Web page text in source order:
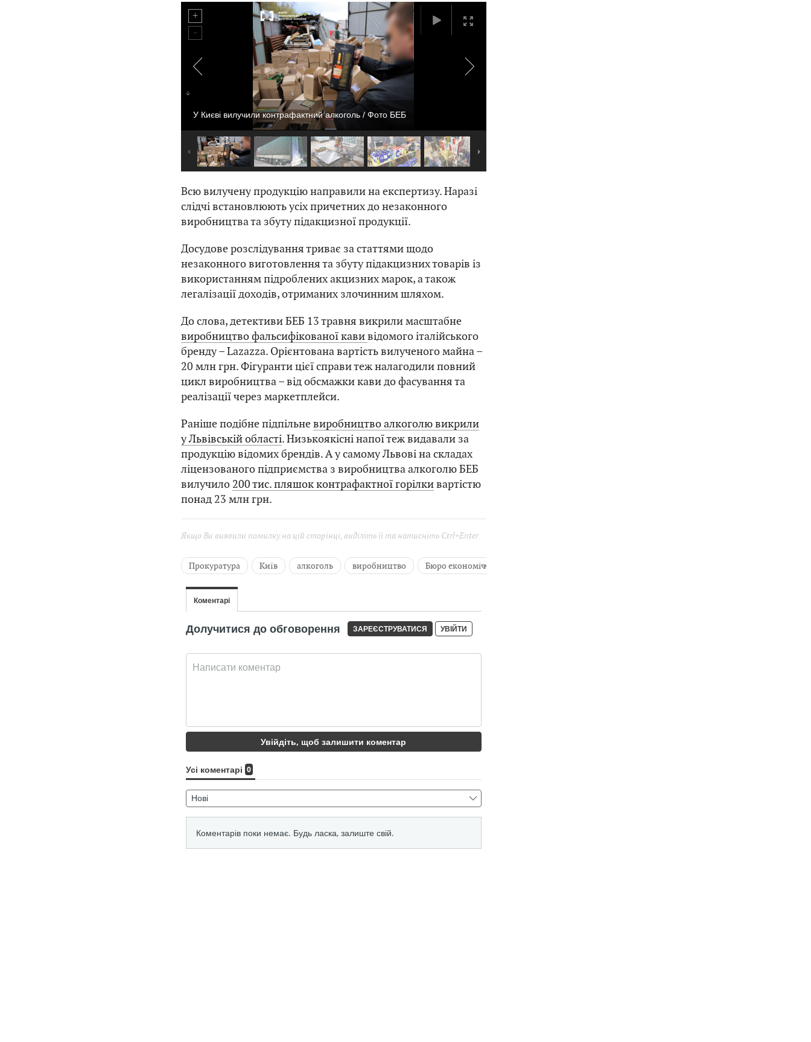
У Києві вилучили контрафактний алкоголь / Фото БЕБ
Всю вилучену продукцію направили на експертизу. Наразі
слідчі встановлюють усіх причетних до незаконного
виробництва та збуту підакцизної продукції.
Досудове розслідування триває за статтями щодо
незаконного виготовлення та збуту підакцизних товарів із
використанням підроблених акцизних марок, а також
легалізації доходів, отриманих злочинним шляхом.
До слова, детективи БЕБ 13 травня викрили масштабне
виробництво фальсифікованої кавивідомого італійського
бренду – Lazazza. Орієнтована вартість вилученого майна –
20 млн грн. Фігуранти цієї справи теж налагодили повний
цикл виробництва – від обсмажки кави до фасування та
реалізації через маркетплейси.
Раніше подібне підпільневиробництво алкоголю викрили
у Львівській області. Низькоякісні напої теж видавали за
продукцію відомих брендів. А у самому Львові на складах
ліцензованого підприємства з виробництва алкоголю БЕБ
вилучило 200 тис. пляшок контрафактної горілкивартістю
понад 23 млн грн.
Якщо Ви виявили помилку на цій сторінці, виділіть її та натисніть Ctrl+Enter
Прокуратура Київ алкоголь виробництво Бюро економічної безпеки